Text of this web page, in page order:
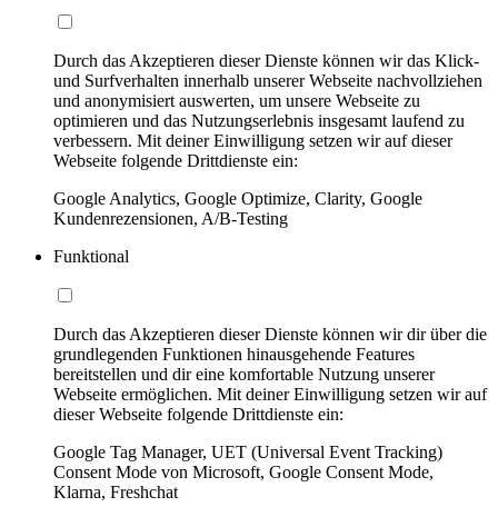
Durch das Akzeptieren dieser Dienste können wir das Klick-
und Surfverhalten innerhalb unserer Webseite nachvollziehen
und anonymisiert auswerten, um unsere Webseite zu
optimieren und das Nutzungserlebnis insgesamt laufend zu
verbessern. Mit deiner Einwilligung setzen wir auf dieser
Webseite folgende Drittdienste ein:
Google Analytics, Google Optimize, Clarity, Google
Kundenrezensionen, A/B-Testing
Funktional
Durch das Akzeptieren dieser Dienste können wir dir über die
grundlegenden Funktionen hinausgehende Features
bereitstellen und dir eine komfortable Nutzung unserer
Webseite ermöglichen. Mit deiner Einwilligung setzen wir auf
dieser Webseite folgende Drittdienste ein:
Google Tag Manager, UET (Universal Event Tracking)
Consent Mode von Microsoft, Google Consent Mode,
Klarna, Freshchat